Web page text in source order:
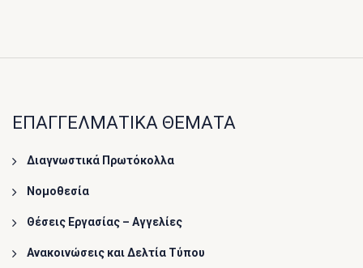
ΕΠΑΓΓΕΛΜΑΤΙΚΑ ΘΕΜΑΤΑ
Διαγνωστικά Πρωτόκολλα
Νομοθεσία
Θέσεις Εργασίας – Αγγελίες
Ανακοινώσεις και Δελτία Τύπου